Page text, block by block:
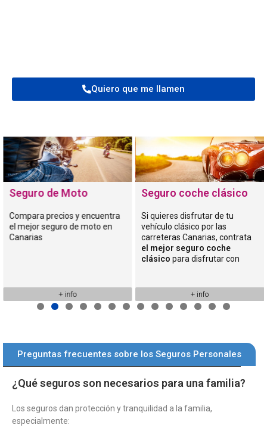
Quiero que me llamen
Seguro de Moto
Compara precios y encuentra
el mejor seguro de moto en
Canarias
+ info
Seguro coche clásico
Si quieres disfrutar de tu
vehículo clásico por las
carreteras Canarias, contrata
el mejor seguro coche
clásico para disfrutar con
+ info
Preguntas frecuentes sobre los Seguros Personales
¿Qué seguros son necesarios para una familia?
Los seguros dan protección y tranquilidad a la familia,
especialmente: